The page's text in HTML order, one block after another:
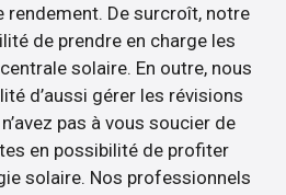
rendement. De surcroît, notre
de prendre en charge les
solaire. En outre, nous
d’aussi gérer les révisions
pas à vous soucier de
en possibilité de profiter
solaire. Nos professionnels